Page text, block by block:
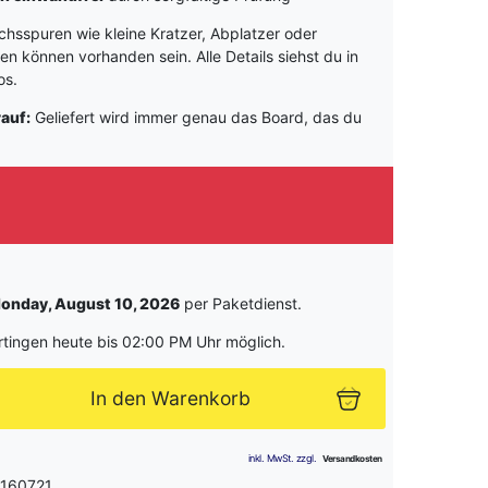
wie kleine Kratzer, Abplatzer oder
können vorhanden sein. Alle Details siehst du in
Geliefert wird immer genau das Board, das du
August 10, 2026 per Paketdienst.
heute bis 02:00 PM Uhr möglich.
In den Warenkorb